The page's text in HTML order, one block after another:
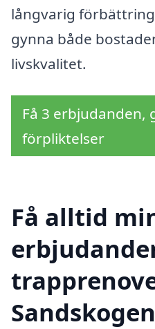
långvarig
gynna både
livskvalitet.
Få 3 erbjudanden,
förpliktelser
Få alltid
Sandskogen